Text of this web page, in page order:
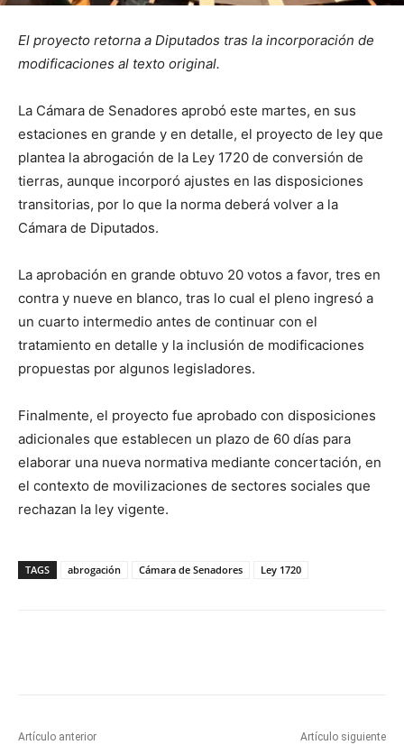
El proyecto retorna a Diputados tras la incorporación de
modificaciones al texto original.
La Cámara de Senadores aprobó este martes, en sus
estaciones en grande y en detalle, el proyecto de ley que
plantea la abrogación de la Ley 1720 de conversión de
tierras, aunque incorporó ajustes en las disposiciones
transitorias, por lo que la norma deberá volver a la
Cámara de Diputados.
La aprobación en grande obtuvo 20 votos a favor, tres en
contra y nueve en blanco, tras lo cual el pleno ingresó a
un cuarto intermedio antes de continuar con el
tratamiento en detalle y la inclusión de modificaciones
propuestas por algunos legisladores.
Finalmente, el proyecto fue aprobado con disposiciones
adicionales que establecen un plazo de 60 días para
elaborar una nueva normativa mediante concertación, en
el contexto de movilizaciones de sectores sociales que
rechazan la ley vigente.
TAGS abrogación Cámara de Senadores Ley 1720
Artículo anterior Artículo siguiente